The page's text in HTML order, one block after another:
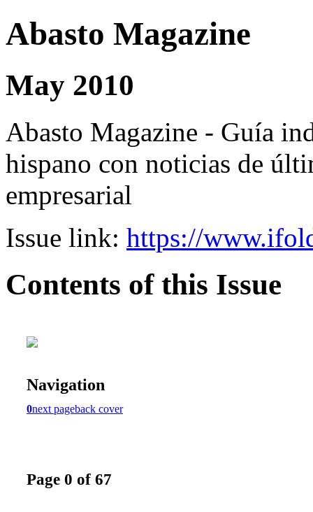
Abasto Magazine
May 2010
Abasto Magazine - Guía
hispano con noticias de
empresarial
Issue link: https://
Contents of this Issue
Navigation
0next pageback cover
Page 0 of 67